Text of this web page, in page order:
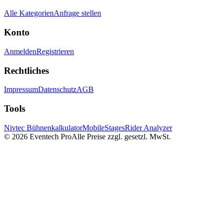
Alle KategorienAnfrage stellen
Konto
AnmeldenRegistrieren
Rechtliches
ImpressumDatenschutzAGB
Tools
Nivtec BühnenkalkulatorMobileStagesRider Analyzer
© 2026 Eventech ProAlle Preise zzgl. gesetzl. MwSt.